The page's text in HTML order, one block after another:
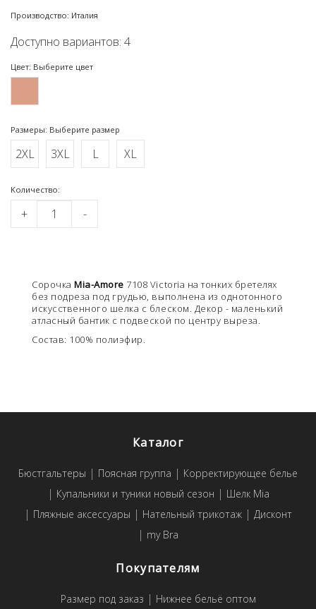
Производство: Италия
Доступно вариантов: 4
Цвет: Выберите цвет
Размеры: Выберите размер
2XL 3XL L XL
Kоличество:
+ -
CорочкаMia-Amore 7108 Victoria на тонких бретелях
без подреза под грудью, выполнена из однотонного
искусственного шелка с блеском. Декор - маленький
атласный бантик с подвеской по центру выреза.
Состав: 100% полиэфир.
Каталог
Бюстгальтеры Поясная группа
Корректирующее белье
Купальники и туники новый сезон
Шелк Mia
Пляжные аксессуары
Нательный трикотаж
Дисконт
my Bra
Покупателям
Размер под заказ Нижнее бельё оптом